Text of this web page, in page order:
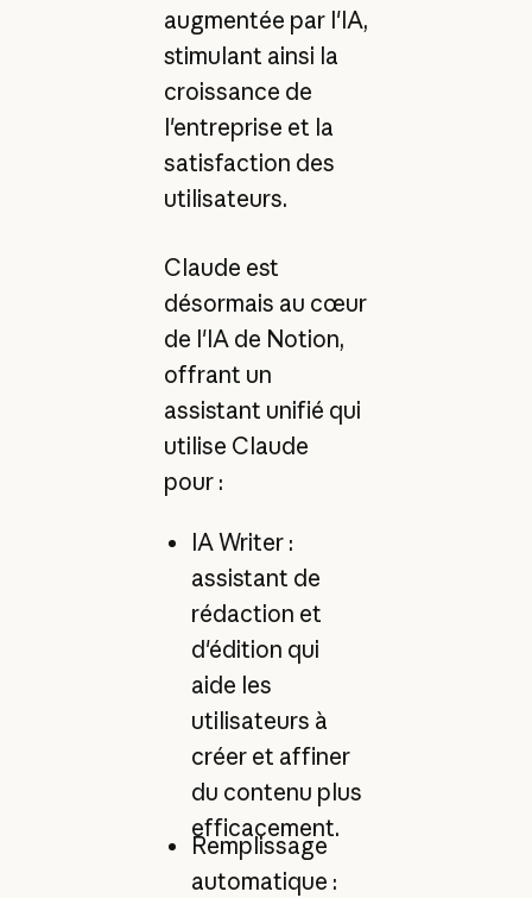
augmentée par l'IA,
stimulant ainsi la
croissance de
l'entreprise et la
satisfaction des
utilisateurs.
Claude est
désormais au cœur
de l'IA de Notion,
offrant un
assistant unifié qui
utilise Claude
pour :
IA Writer :
assistant de
rédaction et
d'édition qui
aide les
utilisateurs à
créer et affiner
du contenu plus
efficacement.
Remplissage
automatique :